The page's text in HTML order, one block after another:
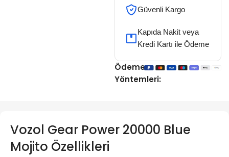
Güvenli Kargo
Kapıda Nakit veya
Kredi Kartı ile Ödeme
Ödeme
Yöntemleri:
Vozol Gear Power 20000 Blue
Mojito Özellikleri